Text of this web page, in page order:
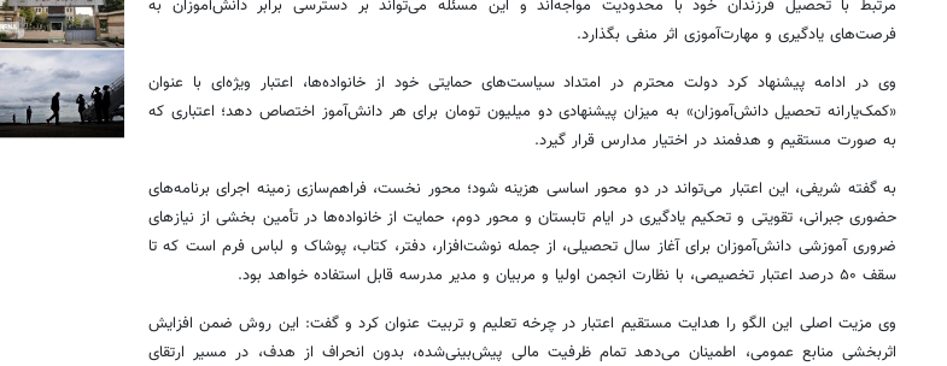
مرتبط با تحصیل فرزندان خود با محدودیت مواجه‌اند و این مسئله می‌تواند بر دسترسی برابر دانش‌آموزان به
فرصت‌های یادگیری و مهارت‌آموزی اثر منفی بگذارد.
وی در ادامه پیشنهاد کرد دولت محترم در امتداد سیاست‌های حمایتی خود از خانواده‌ها، اعتبار ویژه‌ای با عنوان
«کمک‌یارانه تحصیل دانش‌آموزان» به میزان پیشنهادی دو میلیون تومان برای هر دانش‌آموز اختصاص دهد؛ اعتباری که
به صورت مستقیم و هدفمند در اختیار مدارس قرار گیرد.
به گفته شریفی، این اعتبار می‌تواند در دو محور اساسی هزینه شود؛ محور نخست، فراهم‌سازی زمینه اجرای برنامه‌های
حضوری جبرانی، تقویتی و تحکیم یادگیری در ایام تابستان و محور دوم، حمایت از خانواده‌ها در تأمین بخشی از نیازهای
ضروری آموزشی دانش‌آموزان برای آغاز سال تحصیلی، از جمله نوشت‌افزار، دفتر، کتاب، پوشاک و لباس فرم است که تا
سقف ۵۰ درصد اعتبار تخصیصی، با نظارت انجمن اولیا و مربیان و مدیر مدرسه قابل استفاده خواهد بود.
وی مزیت اصلی این الگو را هدایت مستقیم اعتبار در چرخه تعلیم و تربیت عنوان کرد و گفت: این روش ضمن افزایش
اثربخشی منابع عمومی، اطمینان می‌دهد تمام ظرفیت مالی پیش‌بینی‌شده، بدون انحراف از هدف، در مسیر ارتقای